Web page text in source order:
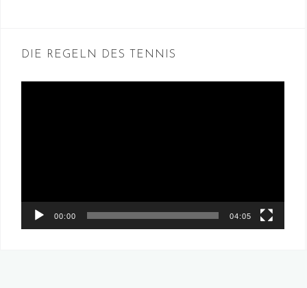
DIE REGELN DES TENNIS
00:00 04:05